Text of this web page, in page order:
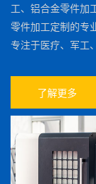
工、铝合金零件加
零件加工定制的专
专注于医疗、军工
了解更多